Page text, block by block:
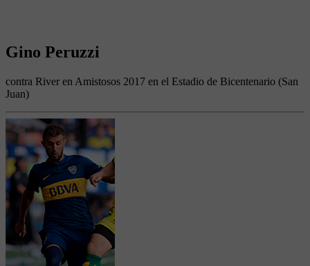
Gino Peruzzi
contra River en Amistosos 2017 en el Estadio de Bicentenario (San
Juan)